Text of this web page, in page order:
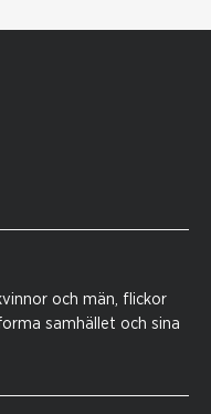
och män, flickor
samhället och sina